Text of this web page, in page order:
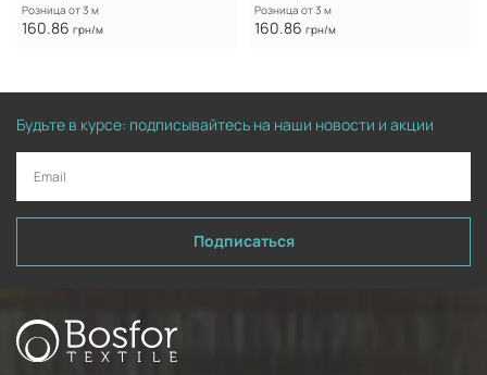
Розница от 3 м
160.86 грн/м
Розница от 3 м
160.86 грн/м
Будьте в курсе: подписывайтесь на наши новости и акции
Подписаться